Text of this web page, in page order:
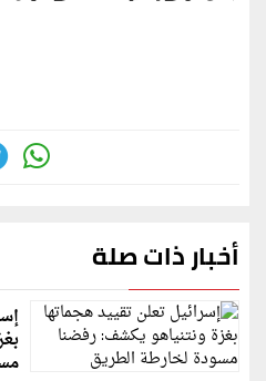
أخبار ذات صلة